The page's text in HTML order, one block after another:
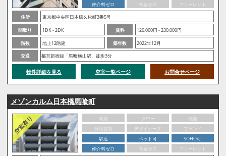
仲介料ゼロ
礼金ゼロ
フリーレント
住所
東京都中央区日本橋久松町3番5号
間取り
1DK - 2DK 賃料
120,000円 - 230,000円
階数
地上12階建 築年数
2022年12月
交通
都営新宿線「馬喰横山駅」徒歩3分
物件詳細を見る 空室一覧ページ お問合せページ
メゾンカルム日本橋馬喰町
新築 タワー
低層
分譲賃貸
デザイナーズ
ブランド
駅近
ペット可
SOHO可
仲介料ゼロ
礼金ゼロ
フリーレント